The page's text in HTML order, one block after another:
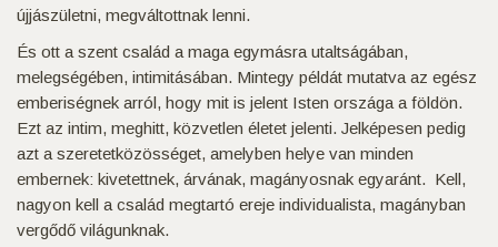
újjászületni, megváltottnak lenni.
És ott a szent család a maga egymásra utaltságában,
melegségében, intimitásában. Mintegy példát mutatva az egész
emberiségnek arról, hogy mit is jelent Isten országa a földön.
Ezt az intim, meghitt, közvetlen életet jelenti. Jelképesen pedig
azt a szeretetközösséget, amelyben helye van minden
embernek: kivetettnek, árvának, magányosnak egyaránt. Kell,
nagyon kell a család megtartó ereje individualista, magányban
vergődő világunknak.